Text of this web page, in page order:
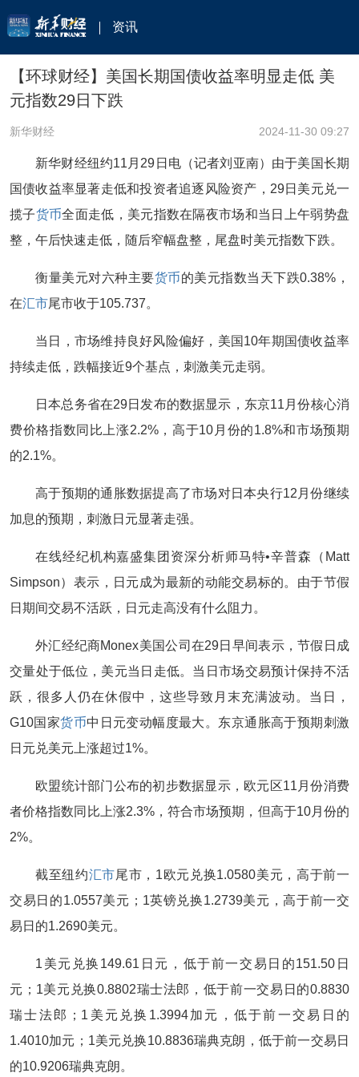
资讯
【环球财经】美国长期国债收益率明显走低 美
元指数29日下跌
新华财经 2024-11-30 09:27
新华财经纽约11月29日电（记者刘亚南）由于美国长期
国债收益率显著走低和投资者追逐风险资产，29日美元兑一
揽子货币全面走低，美元指数在隔夜市场和当日上午弱势盘
整，午后快速走低，随后窄幅盘整，尾盘时美元指数下跌。
衡量美元对六种主要货币的美元指数当天下跌0.38%，
在汇市尾市收于105.737。
当日，市场维持良好风险偏好，美国10年期国债收益率
持续走低，跌幅接近9个基点，刺激美元走弱。
日本总务省在29日发布的数据显示，东京11月份核心消
费价格指数同比上涨2.2%，高于10月份的1.8%和市场预期
的2.1%。
高于预期的通胀数据提高了市场对日本央行12月份继续
加息的预期，刺激日元显著走强。
在线经纪机构嘉盛集团资深分析师马特•辛普森（Matt
Simpson）表示，日元成为最新的动能交易标的。由于节假
日期间交易不活跃，日元走高没有什么阻力。
外汇经纪商Monex美国公司在29日早间表示，节假日成
交量处于低位，美元当日走低。当日市场交易预计保持不活
跃，很多人仍在休假中，这些导致月末充满波动。当日，
G10国家货币中日元变动幅度最大。东京通胀高于预期刺激
日元兑美元上涨超过1%。
欧盟统计部门公布的初步数据显示，欧元区11月份消费
者价格指数同比上涨2.3%，符合市场预期，但高于10月份的
2%。
截至纽约汇市尾市，1欧元兑换1.0580美元，高于前一
交易日的1.0557美元；1英镑兑换1.2739美元，高于前一交
易日的1.2690美元。
1美元兑换149.61日元，低于前一交易日的151.50日
元；1美元兑换0.8802瑞士法郎，低于前一交易日的0.8830
瑞士法郎；1美元兑换1.3994加元，低于前一交易日的
1.4010加元；1美元兑换10.8836瑞典克朗，低于前一交易日
的10.9206瑞典克朗。